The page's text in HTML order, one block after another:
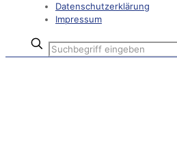
Datenschutzerklärung
Impressum